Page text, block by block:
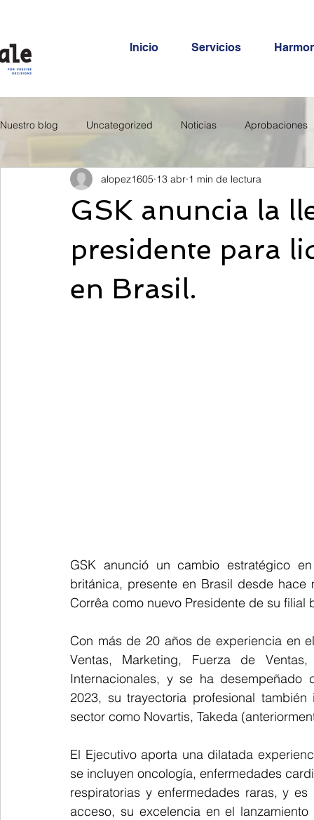
Inicio Servicios
Nuestro blog Uncategorized Noticias Aprobaciones
GSK anuncia la
presidente para
en Brasil.
alopez1605 13 abr 1 min de lectura
GSK anunció un cambio estratégico
británica, presente en Brasil desde
Corrêa como nuevo Presidente de su
Con más de 20 años de experiencia en
Ventas, Marketing, Fuerza de
Internacionales, y se ha desempeñado
2023, su trayectoria profesional
sector como Novartis, Takeda
El Ejecutivo aporta una dilatada
se incluyen oncología, enfermedades
respiratorias y enfermedades raras, y
acceso, su excelencia en el